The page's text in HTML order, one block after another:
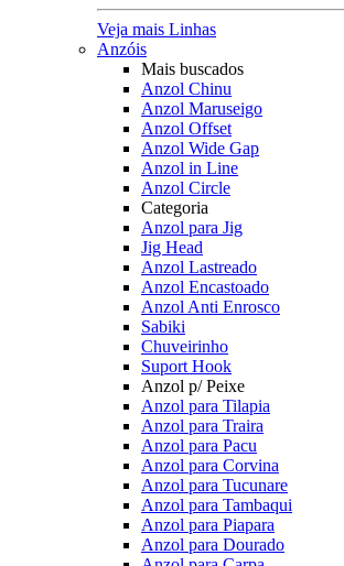
Veja mais Linhas
Anzóis
Mais buscados
Anzol Chinu
Anzol Maruseigo
Anzol Offset
Anzol Wide Gap
Anzol in Line
Anzol Circle
Categoria
Anzol para Jig
Jig Head
Anzol Lastreado
Anzol Encastoado
Anzol Anti Enrosco
Sabiki
Chuveirinho
Suport Hook
Anzol p/ Peixe
Anzol para Tilapia
Anzol para Traira
Anzol para Pacu
Anzol para Corvina
Anzol para Tucunare
Anzol para Tambaqui
Anzol para Piapara
Anzol para Dourado